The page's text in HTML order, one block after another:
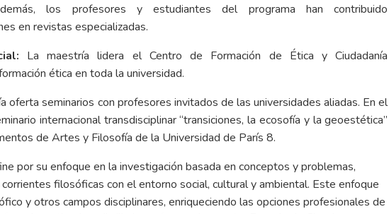
los profesores y estudiantes del programa han contribuido
en revistas especializadas.
La maestría lidera el Centro de Formación de Ética y Ciudadanía
ética en toda la universidad.
oferta seminarios con profesores invitados de las universidades aliadas. En el
internacional transdisciplinar “transiciones, la ecosofía y la geoestética”
de Artes y Filosofía de la Universidad de París 8.
por su enfoque en la investigación basada en conceptos y problemas,
filosóficas con el entorno social, cultural y ambiental. Este enfoque
y otros campos disciplinares, enriqueciendo las opciones profesionales de